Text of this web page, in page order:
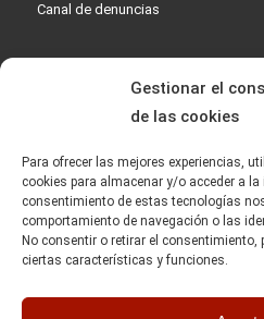
Gestionar el
de las cookies
Para ofrecer las mejores experiencias,
cookies para almacenar y/o acceder a
consentimiento de estas tecnologías
comportamiento de navegación o las
No consentir o retirar el consentimiento,
ciertas características y funciones.
Canal de denuncias